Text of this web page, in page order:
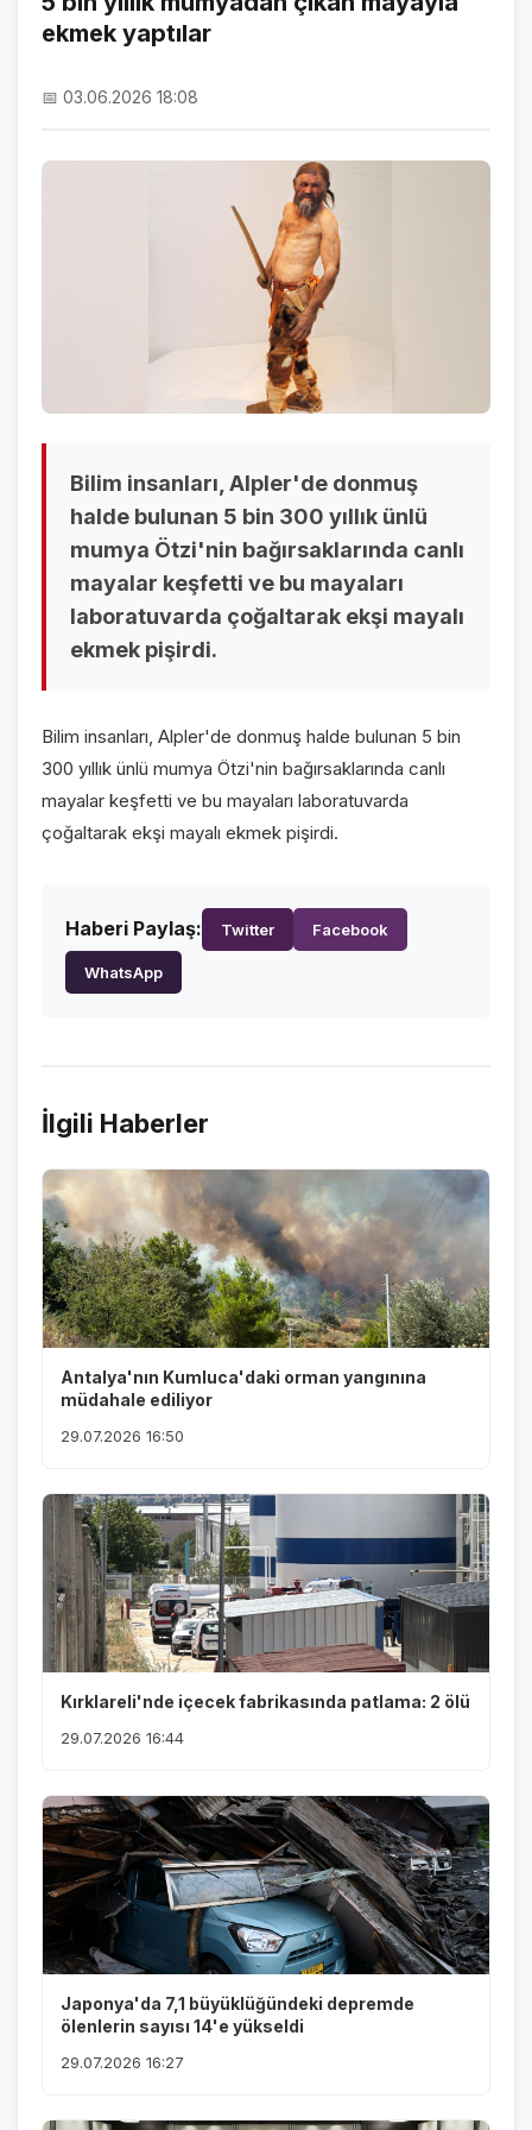
NAMAZ VAKİTLERİ
GALERİLER
VİDEO GALERİ
FOTO GALERİ
KURUMSAL
KÜNYE
İLETİŞİM
ekmek yaptılar
📅 03.06.2026 18:08
Bilim insanları, Alpler'de donmuş
halde bulunan 5 bin 300 yıllık ünlü
mumya Ötzi'nin bağırsaklarında canlı
mayalar keşfetti ve bu mayaları
laboratuvarda çoğaltarak ekşi mayalı
ekmek pişirdi.
Bilim insanları, Alpler'de donmuş halde bulunan 5 bin
300 yıllık ünlü mumya Ötzi'nin bağırsaklarında canlı
mayalar keşfetti ve bu mayaları laboratuvarda
çoğaltarak ekşi mayalı ekmek pişirdi.
Haberi Paylaş: Twitter Facebook
WhatsApp
İlgili Haberler
Antalya'nın Kumluca'daki orman yangınına
müdahale ediliyor
29.07.2026 16:50
Kırklareli'nde içecek fabrikasında patlama: 2 ölü
29.07.2026 16:44
Japonya'da 7,1 büyüklüğündeki depremde
ölenlerin sayısı 14'e yükseldi
29.07.2026 16:27